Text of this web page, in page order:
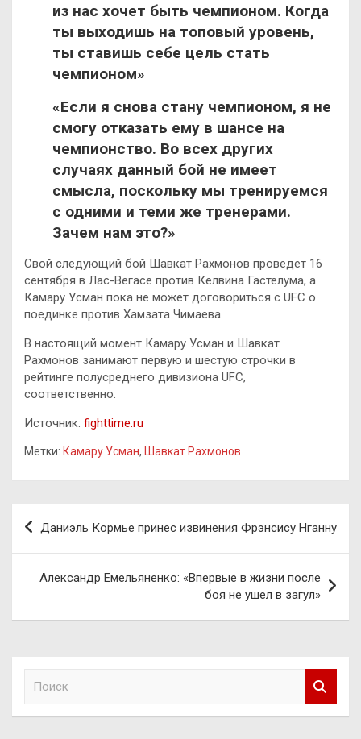
из нас хочет быть чемпионом. Когда
ты выходишь на топовый уровень,
ты ставишь себе цель стать
чемпионом»
«Если я снова стану чемпионом, я не
смогу отказать ему в шансе на
чемпионство. Во всех других
случаях данный бой не имеет
смысла, поскольку мы тренируемся
с одними и теми же тренерами.
Зачем нам это?»
Свой следующий бой Шавкат Рахмонов проведет 16
сентября в Лас-Вегасе против Келвина Гастелума, а
Камару Усман пока не может договориться с UFC о
поединке против Хамзата Чимаева.
В настоящий момент Камару Усман и Шавкат
Рахмонов занимают первую и шестую строчки в
рейтинге полусреднего дивизиона UFC,
соответственно.
Источник: fighttime.ru
Метки: Камару Усман, Шавкат Рахмонов
Навигация
Даниэль Кормье принес извинения Фрэнсису Нганну
Александр Емельяненко: «Впервые в жизни после
боя не ушел в загул»